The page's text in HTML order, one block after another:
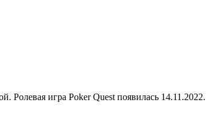
Ролевая игра Poker Quest появилась 14.11.2022.